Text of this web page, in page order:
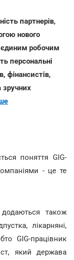
партнерів,
нового
єдиним робочим
персональні
фінансистів,
зручних
поняття GIG-
- це те
також
лікарняні,
GIG-працівник
який держава